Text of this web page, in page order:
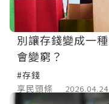
別讓存錢變成一
會變窮？
#存錢
享民頭條
2026.04.24